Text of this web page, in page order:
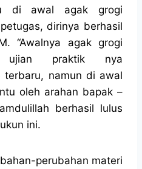
di awal agak grogi
dirinya berhasil
“Awalnya agak grogi
ujian praktik nya
terbaru, namun di awal
oleh arahan bapak –
berhasil lulus
ini.
perubahan materi